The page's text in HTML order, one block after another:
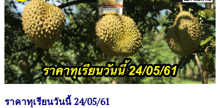
ราคาทุเรียนวันนี้ 24/05/61